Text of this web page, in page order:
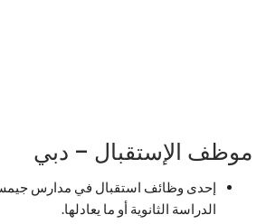
موظف الإستقبال – دبي
إحدى وظائف استقبال في مدارس
الدراسة الثانوية أو ما يعادلها.